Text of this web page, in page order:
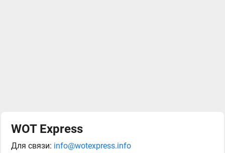
WOT Express
Для связи: info@wotexpress.info